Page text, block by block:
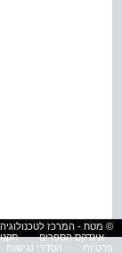
© מטח - המרכז לטכנולוגיה
אינדקס הספרים
פרטיות
הסדרי נגישות